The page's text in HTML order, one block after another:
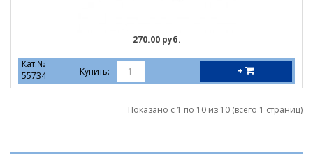
270.00 руб.
Кат.№
55734
Купить: +
Показано с 1 по 10 из 10 (всего 1 страниц)